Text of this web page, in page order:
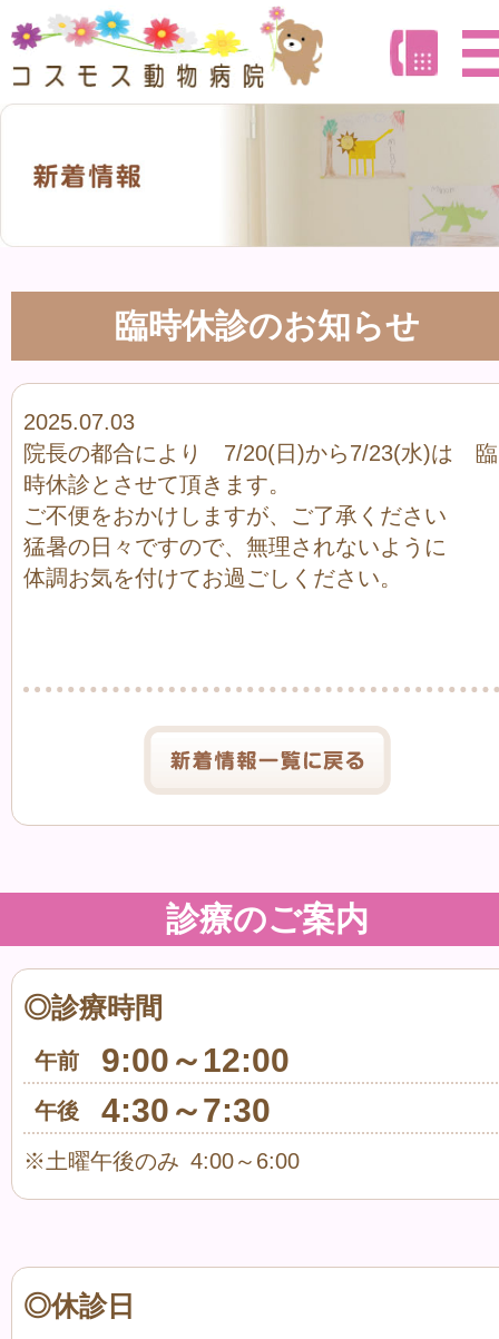
臨時休診のお知らせ
2025.07.03
院長の都合により 7/20(日)から7/23(水)は 臨
時休診とさせて頂きます。
ご不便をおかけしますが、ご了承ください
猛暑の日々ですので、無理されないように
体調お気を付けてお過ごしください。
診療のご案内
◎診療時間
午前 9:00～12:00
午後 4:30～7:30
※土曜午後のみ 4:00～6:00
◎休診日